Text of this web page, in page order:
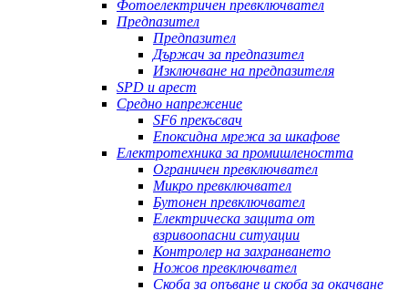
Фотоелектричен превключвател
Предпазител
Предпазител
Държач за предпазител
Изключване на предпазителя
SPD и арест
Средно напрежение
SF6 прекъсвач
Епоксидна мрежа за шкафове
Електротехника за промишлеността
Ограничен превключвател
Микро превключвател
Бутонен превключвател
Електрическа защита от
взривоопасни ситуации
Контролер на захранването
Ножов превключвател
Скоба за опъване и скоба за окачване